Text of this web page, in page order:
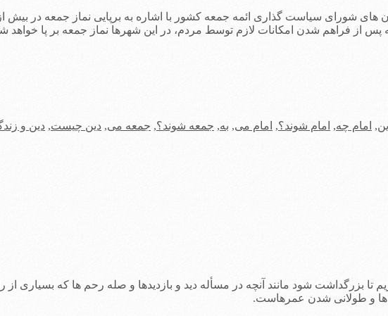
از فراهم شدن امکانات لازم توسط مردم، در این شهرها نماز جمعه بر پا خواهد
, امام چه, امام شوند؟, امام می, به, جمعه شوند؟, جمعه می, دین چیست, دین و
تا بزرگداشت شود مانند آنچه در مسأله دید و بازدیدها و صله رحم ها که
و طولانی شدن عمرهاست.